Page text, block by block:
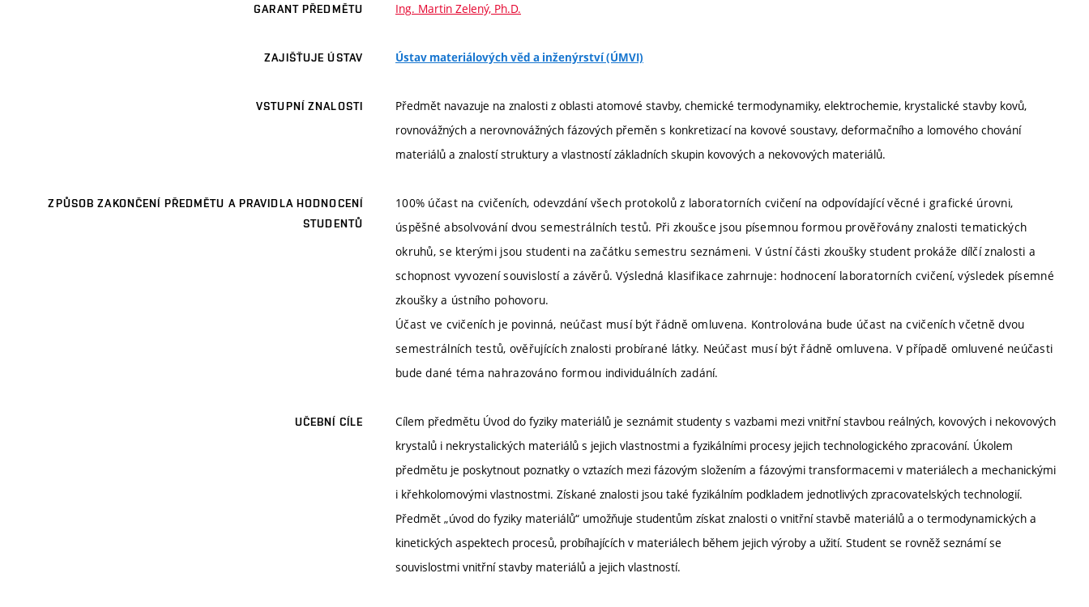
GARANT PŘEDMĚTU Ing. Martin Zelený, Ph.D.
ZAJIŠŤUJE ÚSTAV Ústav materiálových věd a inženýrství (ÚMVI)
VSTUPNÍ ZNALOSTI
Předmět navazuje na znalosti z oblasti atomové stavby, chemické termodynamiky, elektrochemie, krystalické stavby kovů,
rovnovážných a nerovnovážných fázových přeměn s konkretizací na kovové soustavy, deformačního a lomového chování
materiálů a znalostí struktury a vlastností základních skupin kovových a nekovových materiálů.
ZPŮSOB ZAKONČENÍ PŘEDMĚTU A PRAVIDLA HODNOCENÍ
STUDENTŮ
100% účast na cvičeních, odevzdání všech protokolů z laboratorních cvičení na odpovídající věcné i grafické úrovni,
úspěšné absolvování dvou semestrálních testů. Při zkoušce jsou písemnou formou prověřovány znalosti tematických
okruhů, se kterými jsou studenti na začátku semestru seznámeni. V ústní části zkoušky student prokáže dílčí znalosti a
schopnost vyvození souvislostí a závěrů. Výsledná klasifikace zahrnuje: hodnocení laboratorních cvičení, výsledek písemné
zkoušky a ústního pohovoru.
Účast ve cvičeních je povinná, neúčast musí být řádně omluvena. Kontrolována bude účast na cvičeních včetně dvou
semestrálních testů, ověřujících znalosti probírané látky. Neúčast musí být řádně omluvena. V případě omluvené neúčasti
bude dané téma nahrazováno formou individuálních zadání.
UČEBNÍ CÍLE
Cílem předmětu Úvod do fyziky materiálů je seznámit studenty s vazbami mezi vnitřní stavbou reálných, kovových i nekovových
krystalů i nekrystalických materiálů s jejich vlastnostmi a fyzikálními procesy jejich technologického zpracování. Úkolem
předmětu je poskytnout poznatky o vztazích mezi fázovým složením a fázovými transformacemi v materiálech a mechanickými
i křehkolomovými vlastnostmi. Získané znalosti jsou také fyzikálním podkladem jednotlivých zpracovatelských technologií.
Předmět „úvod do fyziky materiálů“ umožňuje studentům získat znalosti o vnitřní stavbě materiálů a o termodynamických a
kinetických aspektech procesů, probíhajících v materiálech během jejich výroby a užití. Student se rovněž seznámí se
souvislostmi vnitřní stavby materiálů a jejich vlastností.